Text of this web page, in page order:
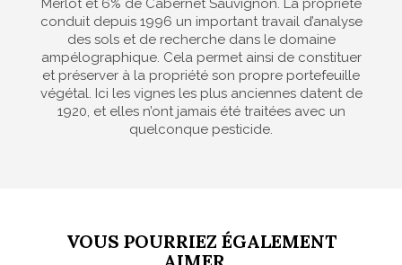
Merlot et 6% de Cabernet Sauvignon. La propriété
conduit depuis 1996 un important travail d’analyse
des sols et de recherche dans le domaine
ampélographique. Cela permet ainsi de constituer
et préserver à la propriété son propre portefeuille
végétal. Ici les vignes les plus anciennes datent de
1920, et elles n’ont jamais été traitées avec un
quelconque pesticide.
VOUS POURRIEZ ÉGALEMENT